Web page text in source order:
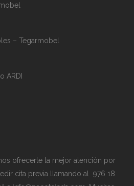
– Tegarmobel
ARDI
ofrecerte la mejor atención por
cita previa llamando al 976 18